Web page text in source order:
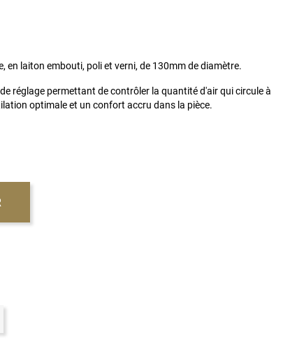
en laiton embouti, poli et verni, de 130mm de diamètre.
réglage permettant de contrôler la quantité d'air qui circule à
optimale et un confort accru dans la pièce.